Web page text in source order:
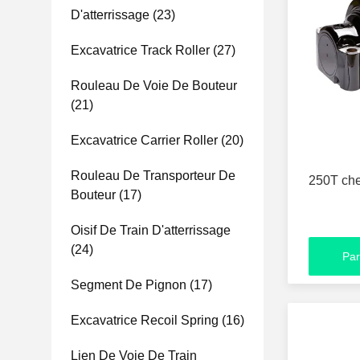
D'atterrissage (23)
Excavatrice Track Roller (27)
Rouleau De Voie De Bouteur
(21)
Excavatrice Carrier Roller (20)
Rouleau De Transporteur De
Bouteur (17)
Oisif De Train D'atterrissage
(24)
Segment De Pignon (17)
Excavatrice Recoil Spring (16)
Lien De Voie De Train
250T